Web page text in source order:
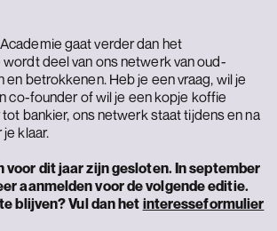
gaat verder dan het
deel van ons netwerk van oud-
betrokkenen. Heb je een vraag, wil je
co-founder of wil je een kopje koffie
bankier, ons netwerk staat tijdens en na
klaar.
voor dit jaar zijn gesloten. In september
aanmelden voor de volgende editie.
blijven? Vul dan het interesseformulier